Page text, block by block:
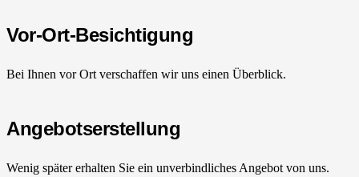
Vor-Ort-Besichtigung
Bei Ihnen vor Ort verschaffen wir uns einen Überblick.
Angebotserstellung
Wenig später erhalten Sie ein unverbindliches Angebot von uns.